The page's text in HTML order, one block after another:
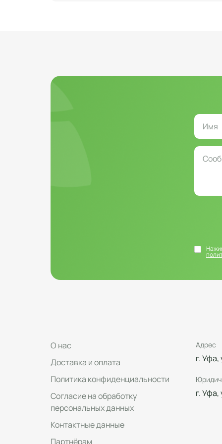
О нас
Доставка и оплата
Политика конфиденциальности
Согласие на обработку
персональных данных
Контактные данные
Партнёрам
Адрес
г.
г. Уфа,